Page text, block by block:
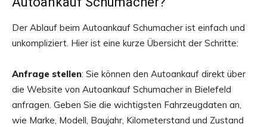
Der Ablauf beim Autoankauf Schumacher ist einfach und
unkompliziert. Hier ist eine kurze Übersicht der Schritte:
Anfrage stellen: Sie können den Autoankauf direkt über
die Website von Autoankauf Schumacher in Bielefeld
anfragen. Geben Sie die wichtigsten Fahrzeugdaten an,
wie Marke, Modell, Baujahr, Kilometerstand und Zustand